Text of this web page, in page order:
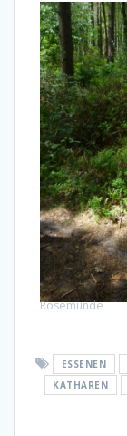
Rosemunde
ESSENEN
KATHAREN